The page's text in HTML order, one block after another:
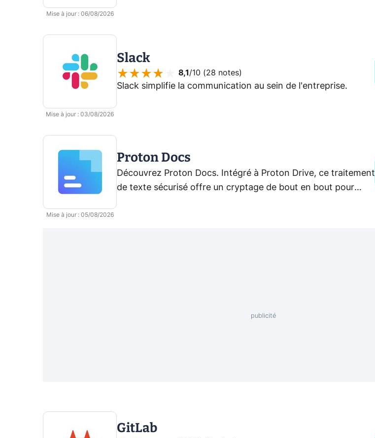
Mise à jour: 06/08/2026
Mise à jour : 03/08/2026
Slack
8,1 /10 (28 notes)
Slack simplifie la communication au sein de l'entreprise.
Mise à jour: 05/08/2026
Proton Docs
Découvrez Proton Docs. Intégré à Proton Drive, ce traitement
de texte sécurisé offre un cryptage de bout en bout pour
GitLab